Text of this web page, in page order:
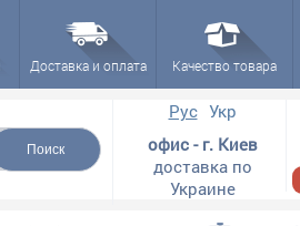
Доставка и оплата Качество товара
Рус Укр
офис - г. Киев
доставка по
Украине